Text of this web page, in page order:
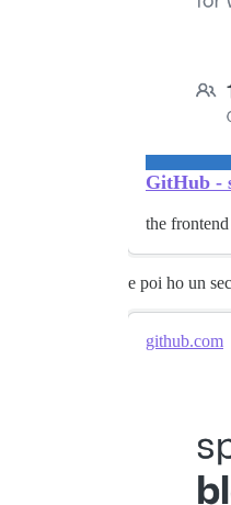
GitHub -
the
e poi ho un
github.com